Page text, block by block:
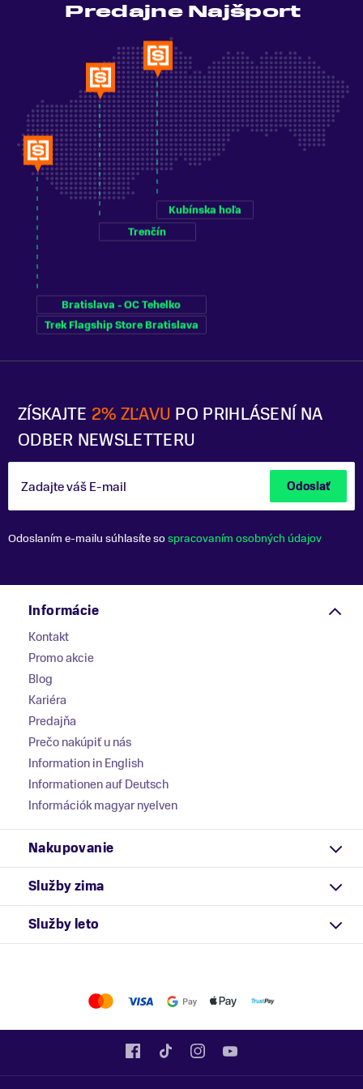
ZÍSKAJTE 2% ZĽAVU PO PRIHLÁSENÍ NA
ODBER NEWSLETTERU
Zadajte váš E-mail Odoslať
Odoslaním e-mailu súhlasíte sospracovaním osobných údajov
Predajne Najšport
Bratislava - OC Tehelko
Trek Flagship Store Bratislava
Trenčín
Kubínska hoľa
Informácie
Kontakt
Promo akcie
Blog
Kariéra
Predajňa
Prečo nakúpiť u nás
Information in English
Informationen auf Deutsch
Információk magyar nyelven
Nakupovanie
Služby zima
Služby leto